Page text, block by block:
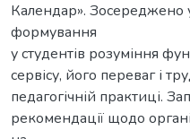
Календар». Зосереджено
формування
у студентів розуміння
сервісу, його переваг і
педагогічній практиці.
рекомендації щодо